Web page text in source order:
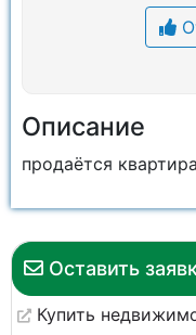
Оставить
Купить
Описание
продаётся